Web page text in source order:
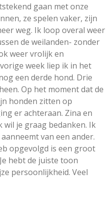
gaan met onze
ze spelen vaker, zijn
weg. Ik loop overal weer
de weilanden- zonder
weer vrolijk en
week liep ik in het
een derde hond. Drie
Op het moment dat de
honden zitten op
er achteraan. Zina en
wil je graag bedanken. Ik
van een ander.
opgevolgd is een groot
hebt de juiste toon
persoonlijkheid. Veel